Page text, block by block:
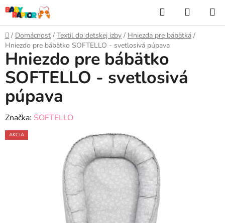
Prejsť
na
obsah
Hľadať
KOŠÍK
Domov
/ Domácnosť / Textil do detskej izby / Hniezda pre bábätká /
Hniezdo pre bábätko SOFTELLO - svetlosivá púpava
Hniezdo pre bábätko
SOFTELLO - svetlosivá
púpava
Značka: SOFTELLO
AKCIA